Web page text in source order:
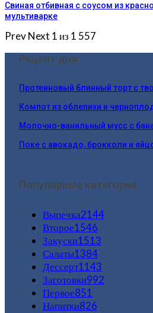
Свиная отбивная с соусом из
мультиварке
PrevNext 1 из 1 557
Рецепт дня:
Протеиновый блинный торт с
Компот из облепихи и
Молочно-ванильный мусс с
Поке с авокадо, брокколи и
Популярные категории
Выпечка2144
Второе1546
Закуски1513
Салаты1384
Дессерт1143
Заготовки992
Первое851
Напитки826